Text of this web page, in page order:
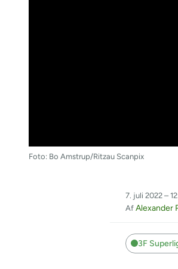
Foto: Bo Amstrup/Ritzau Scanpix
7. juli 2022 –
Af Alexander
3F